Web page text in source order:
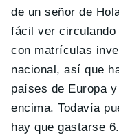
de un señor de
fácil ver circulando
con matrículas
nacional, así que
países de Europa
encima. Todavía
hay que gastarse